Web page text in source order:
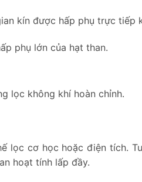
kín được hấp phụ trực tiếp
phụ lớn của hạt than.
lọc không khí hoàn chỉnh.
lọc cơ học hoặc điện tích.
hoạt tính lấp đầy.